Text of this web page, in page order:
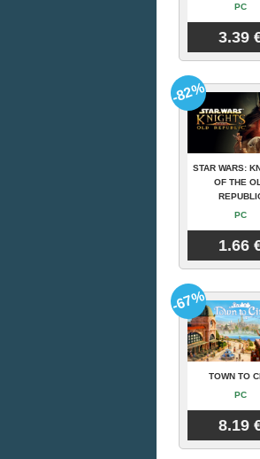
PC
3.39
STAR WARS:
OF THE
PC
1.66
-82%
TOWN TO
PC
8.19
-67%